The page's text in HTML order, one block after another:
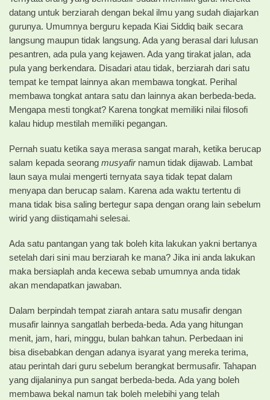
datang untuk berziarah dengan bekal ilmu yang sudah diajarkan
gurunya. Umumnya berguru kepada Kiai Siddiq baik secara
langsung maupun tidak langsung. Ada yang berasal dari lulusan
pesantren, ada pula yang kejawen. Ada yang tirakat jalan, ada
pula yang berkendara. Disadari atau tidak, berziarah dari satu
tempat ke tempat lainnya akan membawa tongkat. Perihal
membawa tongkat antara satu dan lainnya akan berbeda-beda.
Mengapa mesti tongkat? Karena tongkat memiliki nilai filosofi
kalau hidup mestilah memiliki pegangan.
Pernah suatu ketika saya merasa sangat marah, ketika berucap
salam kepada seorang musyafir namun tidak dijawab. Lambat
laun saya mulai mengerti ternyata saya tidak tepat dalam
menyapa dan berucap salam. Karena ada waktu tertentu di
mana tidak bisa saling bertegur sapa dengan orang lain sebelum
wirid yang diistiqamahi selesai.
Ada satu pantangan yang tak boleh kita lakukan yakni bertanya
setelah dari sini mau berziarah ke mana? Jika ini anda lakukan
maka bersiaplah anda kecewa sebab umumnya anda tidak
akan mendapatkan jawaban.
Dalam berpindah tempat ziarah antara satu musafir dengan
musafir lainnya sangatlah berbeda-beda. Ada yang hitungan
menit, jam, hari, minggu, bulan bahkan tahun. Perbedaan ini
bisa disebabkan dengan adanya isyarat yang mereka terima,
atau perintah dari guru sebelum berangkat bermusafir. Tahapan
yang dijalaninya pun sangat berbeda-beda. Ada yang boleh
membawa bekal namun tak boleh melebihi yang telah